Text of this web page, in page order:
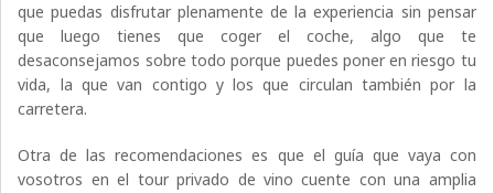
que puedas disfrutar plenamente de la experiencia sin pensar
que luego tienes que coger el coche, algo que te
desaconsejamos sobre todo porque puedes poner en riesgo tu
vida, la que van contigo y los que circulan también por la
carretera.
Otra de las recomendaciones es que el guía que vaya con
vosotros en el tour privado de vino cuente con una amplia